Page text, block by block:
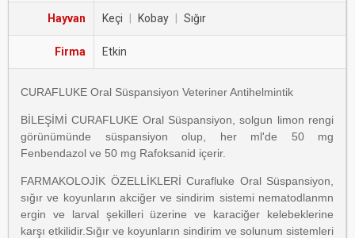
Hayvan Keçi Kobay Sığır
Firma Etkin
CURAFLUKE Oral Süspansiyon Veteriner Antihelmintik
BİLEŞİMİ CURAFLUKE Oral Süspansiyon, solgun limon rengi
görünümünde süspansiyon olup, her ml'de 50 mg
Fenbendazol ve 50 mg Rafoksanid içerir.
FARMAKOLOJİK ÖZELLİKLERİ Curafluke Oral Süspansiyon,
sığır ve koyunların akciğer ve sindirim sistemi nematodlanmn
ergin ve larval şekilleri üzerine ve karaciğer kelebeklerine
karşı etkilidir.Sığır ve koyunların sindirim ve solunum sistemleri